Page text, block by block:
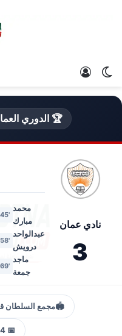
الوضع المظلم
🏆 الدوري
نادي عمان
3
محمد
مبارك
'45
عبدالواحد
درويش
'58
ماجد
جمعة
'69
🏟️مجمع السلطان
📅 2024-05-24